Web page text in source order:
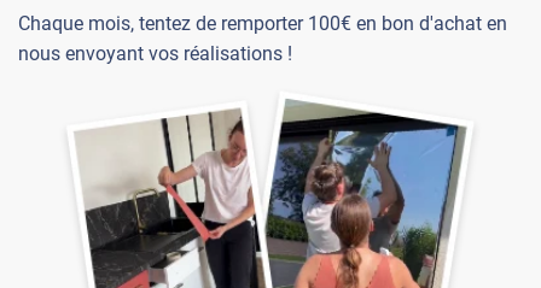
Chaque mois, tentez de remporter 100€ en bon d'achat en
nous envoyant vos réalisations !